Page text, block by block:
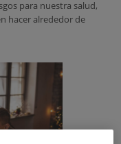
para nuestra salud,
hacer alrededor de